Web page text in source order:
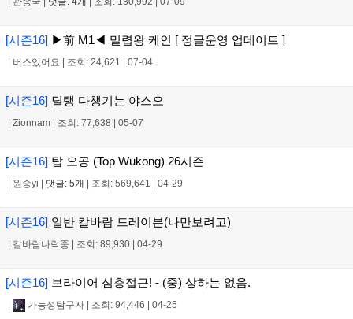
[시즌16] ▶前 M1◀ 밀렵왕 케인 [ 정글운영 업데이트 ]
버스있어요 조회: 24,621 07-04
[시즌16] 딜탱 다챙기는 야스오
Zionnam 조회: 77,638 05-07
[시즌16] 탑 오공 (Top Wukong) 26시즌
원숭yi 댓글: 5개 조회: 569,641 04-29
[시즌16] 일반 칼바람 드레이븐(나만보려고)
칼바람나락중 조회: 89,930 04-29
[시즌16] 브라이어 심층접근! - (중) 상하는 없음.
가능성탐구자 조회: 94,446 04-25